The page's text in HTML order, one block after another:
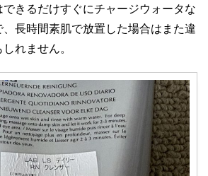
できるだけすぐにチャージウォータな
長時間素肌で放置した場合はまた違
れません。